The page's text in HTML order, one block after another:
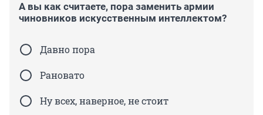
А вы как считаете, пора заменить армии
чиновников искусственным интеллектом?
Давно пора
Рановато
Ну всех, наверное, не стоит